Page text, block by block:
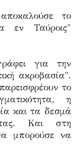
το
εν Ταύροις"
για την
ακροβασία".
το
η
και τα δεσμά
Και στη
μπορούσε να